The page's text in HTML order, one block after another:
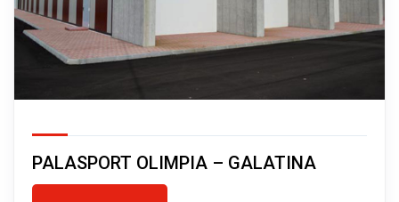
PALASPORT OLIMPIA – GALATINA